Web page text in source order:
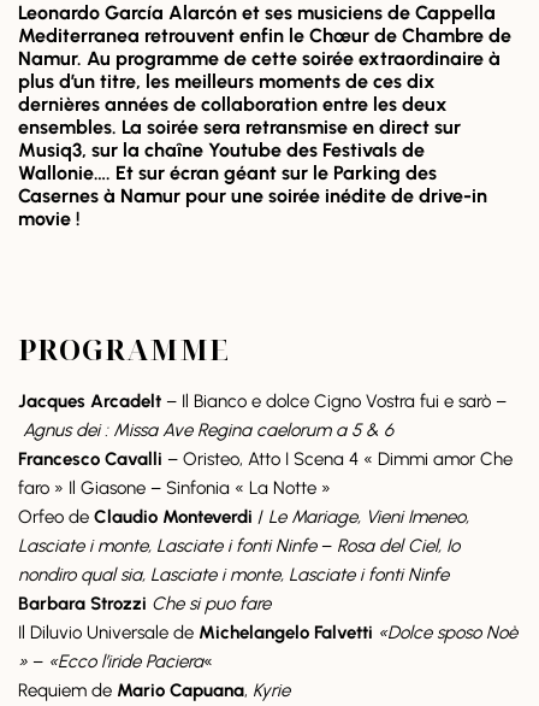
Leonardo García Alarcón et ses musiciens de Cappella
Mediterranea retrouvent enfin le Chœur de Chambre de
Namur. Au programme de cette soirée extraordinaire à
plus d’un titre, les meilleurs moments de ces dix
dernières années de collaboration entre les deux
ensembles. La soirée sera retransmise en direct sur
Musiq3, sur la chaîne Youtube des Festivals de
Wallonie…. Et sur écran géant sur le Parking des
Casernes à Namur pour une soirée inédite de drive-in
movie !
PROGRAMME
Jacques Arcadelt – Il Bianco e dolce Cigno Vostra fui e sarò –
Agnus dei : Missa Ave Regina caelorum a 5 & 6
Francesco Cavalli – Oristeo, Atto I Scena 4 « Dimmi amor Che
faro » Il Giasone – Sinfonia « La Notte »
Orfeo de Claudio Monteverdi / Le Mariage, Vieni Imeneo,
Lasciate i monte, Lasciate i fonti Ninfe– Rosa del Ciel, Io
nondiro qual sia, Lasciate i monte, Lasciate i fonti Ninfe
Barbara Strozzi Che si puo fare
Il Diluvio Universale de Michelangelo Falvetti «Dolce sposo Noè
» – «Ecco l’iride Paciera«
Requiem de Mario Capuana, Kyrie